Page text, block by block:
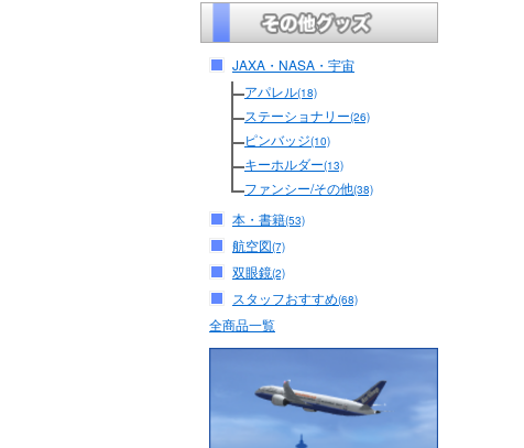
JAXA・NASA・宇宙
アパレル(18)
ステーショナリー(26)
ピンバッジ(10)
キーホルダー(13)
ファンシー/その他(38)
本・書籍(53)
航空図(7)
双眼鏡(2)
スタッフおすすめ(68)
全商品一覧